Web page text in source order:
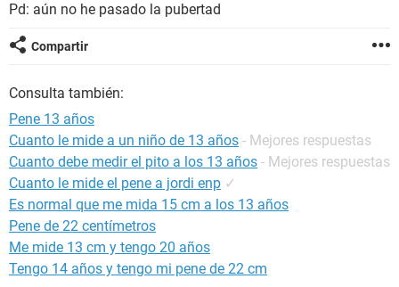
GLOSARIO
Pd: aún no he pasado la pubertad
Compartir
Consulta también:
Pene 13 años
Cuanto le mide a un niño de 13 años - Mejores respuestas
Cuanto debe medir el pito a los 13 años - Mejores respuestas
Cuanto le mide el pene a jordi enp ✓
Es normal que me mida 15 cm a los 13 años
Pene de 22 centímetros
Me mide 13 cm y tengo 20 años
Tengo 14 años y tengo mi pene de 22 cm